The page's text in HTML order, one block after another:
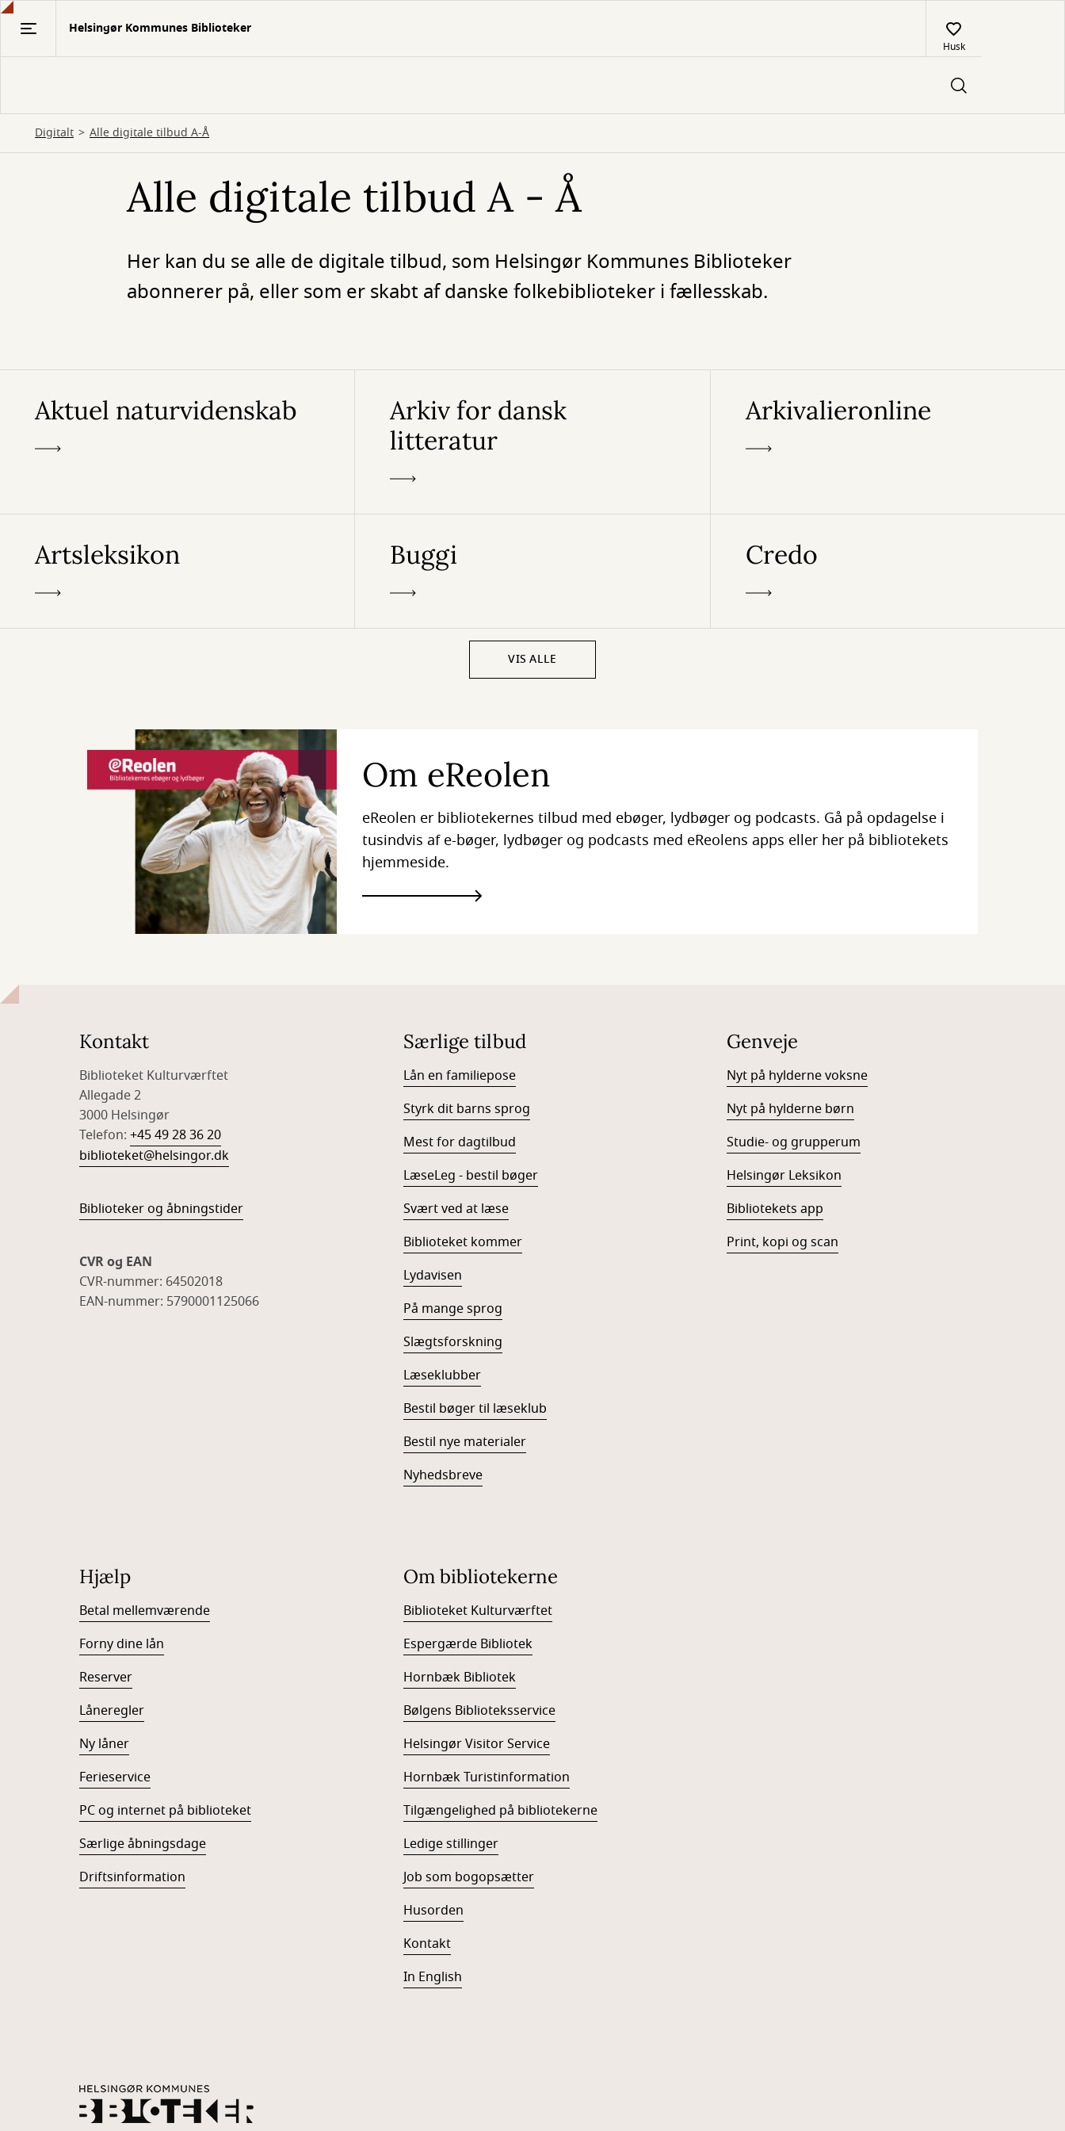
Gå
Helsingør Kommunes Biblioteker
Husk
Digitalt Alle digitale tilbud A-Å
Alle digitale tilbud A - Å
Her kan du se alle de digitale tilbud, som Helsingør Kommunes Biblioteker
abonnerer på, eller som er skabt af danske folkebiblioteker i fællesskab.
Aktuel naturvidenskab
Arkiv for dansk
litteratur
Arkivalieronline
Artsleksikon Buggi Credo
VIS ALLE
Om eReolen
eReolen er bibliotekernes tilbud med ebøger, lydbøger og podcasts. Gå på opdagelse i
tusindvis af e-bøger, lydbøger og podcasts med eReolens apps eller her på bibliotekets
hjemmeside.
Kontakt
Biblioteket Kulturværftet
Allegade 2
3000 Helsingør
Telefon: +45 49 28 36 20
biblioteket@helsingor.dk
Biblioteker og åbningstider
CVR og EAN
CVR-nummer: 64502018
EAN-nummer: 5790001125066
Særlige tilbud
Lån en familiepose
Styrk dit barns sprog
Mest for dagtilbud
LæseLeg - bestil bøger
Svært ved at læse
Biblioteket kommer
Lydavisen
På mange sprog
Slægtsforskning
Læseklubber
Bestil bøger til læseklub
Bestil nye materialer
Nyhedsbreve
Genveje
Nyt på hylderne voksne
Nyt på hylderne børn
Studie- og grupperum
Helsingør Leksikon
Bibliotekets app
Print, kopi og scan
Hjælp
Betal mellemværende
Forny dine lån
Reserver
Låneregler
Ny låner
Ferieservice
PC og internet på biblioteket
Særlige åbningsdage
Driftsinformation
Om bibliotekerne
Biblioteket Kulturværftet
Espergærde Bibliotek
Hornbæk Bibliotek
Bølgens Biblioteksservice
Helsingør Visitor Service
Hornbæk Turistinformation
Tilgængelighed på bibliotekerne
Ledige stillinger
Job som bogopsætter
Husorden
Kontakt
In English